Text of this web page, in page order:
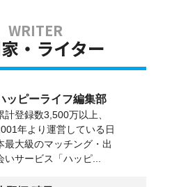
・ライター
ッピーライフ編集部
計登録数3,500万以上、
年より運営している日
最大級のマッチング・出
いサービス「ハッピ...